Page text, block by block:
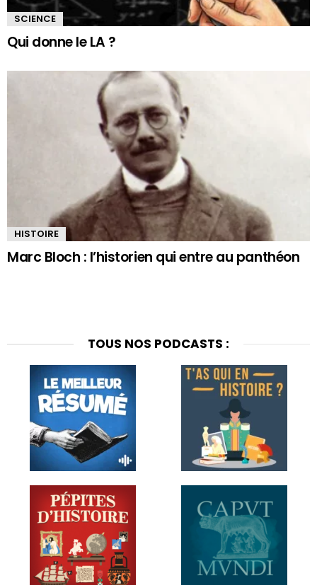
SCIENCE
Qui donne le LA ?
HISTOIRE
Marc Bloch : l’historien qui entre au panthéon
TOUS NOS PODCASTS :